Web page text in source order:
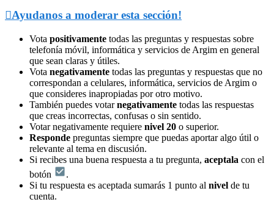
Ayudanos a moderar esta sección!
Vota positivamente todas las preguntas y respuestas sobre
telefonía móvil, informática y servicios de Argim en general
que sean claras y útiles.
Vota negativamente todas las preguntas y respuestas que no
correspondan a celulares, informática, servicios de Argim o
que consideres inapropiadas por otro motivo.
También puedes votarnegativamente todas las respuestas
que creas incorrectas, confusas o sin sentido.
Votar negativamente requiere nivel 20 o superior.
Responde preguntas siempre que puedas aportar algo útil o
relevante al tema en discusión.
Si recibes una buena respuesta a tu pregunta, aceptala con el
botón
.
Si tu respuesta es aceptada sumarás 1 punto al nivel de tu
cuenta.